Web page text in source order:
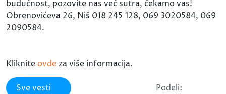
budućnost, pozovite nas već sutra, čekamo vas!
Obrenovićeva 26, Niš 018 245 128, 069 3020584, 069
2090584.
Kliknite ovde za više informacija.
Sve vesti Podeli: